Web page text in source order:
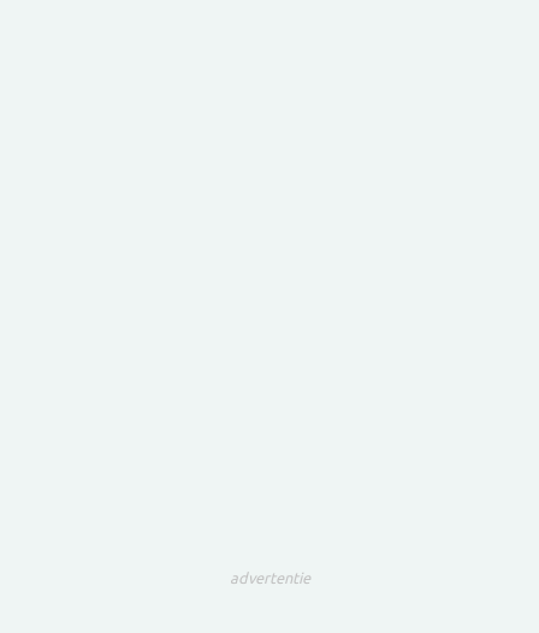
advertentie